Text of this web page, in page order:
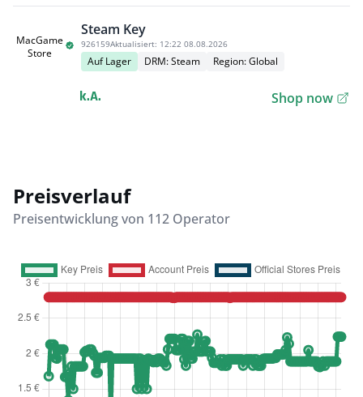
MacGame
Store
Steam Key
926159Aktualisiert: 12:22 08.08.2026
Auf Lager DRM: Steam Region: Global
k.A. Shop now
Preisverlauf
Preisentwicklung von 112 Operator